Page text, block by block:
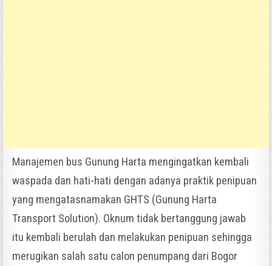
Manajemen bus Gunung Harta mengingatkan kembali
waspada dan hati-hati dengan adanya praktik penipuan
yang mengatasnamakan GHTS (Gunung Harta
Transport Solution). Oknum tidak bertanggung jawab
itu kembali berulah dan melakukan penipuan sehingga
merugikan salah satu calon penumpang dari Bogor